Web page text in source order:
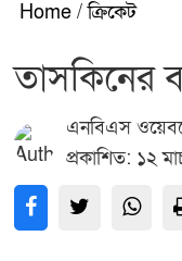
Home / ক্রিকেট
তাসকিনের
এনবিএস
প্রকাশিত: ১২